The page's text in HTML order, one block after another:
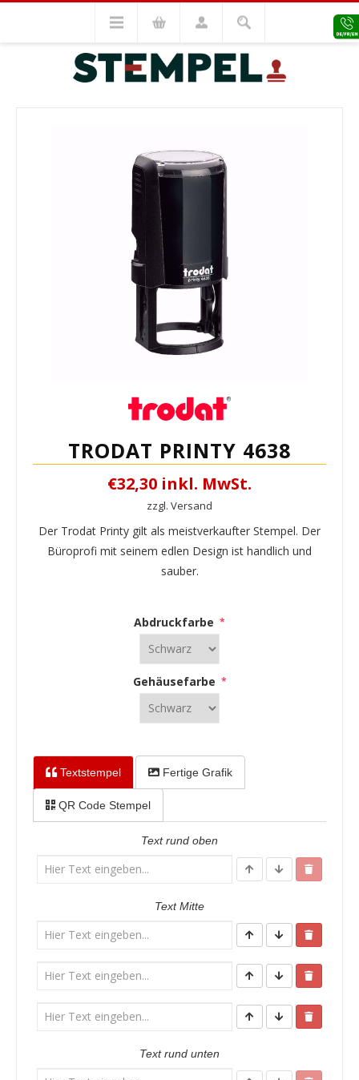
Trodat Stempel Rundstempel Trodat Printy 4638
VORHERIGES MODELL NÄCHSTES MODELL
TRODAT PRINTY 4638
€32,30 inkl. MwSt.
zzgl. Versand
Der Trodat Printy gilt als meistverkaufter Stempel. Der
Büroprofi mit seinem edlen Design ist handlich und
sauber.
Abdruckfarbe *
Gehäusefarbe *
Textstempel Fertige Grafik
QR Code Stempel
Text rund oben
Text Mitte
Text rund unten